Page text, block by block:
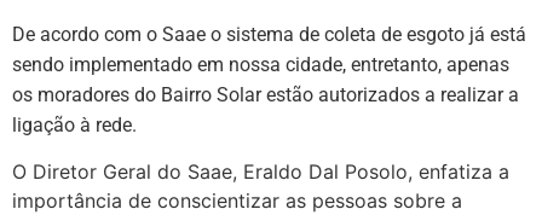
De acordo com o Saae o sistema de coleta de esgoto já está
sendo implementado em nossa cidade, entretanto, apenas
os moradores do Bairro Solar estão autorizados a realizar a
ligação à rede.
O Diretor Geral do Saae, Eraldo Dal Posolo, enfatiza a
importância de conscientizar as pessoas sobre a